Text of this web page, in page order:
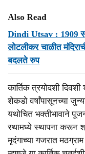
Also Read
Dindi Utsav : 1909
लोटलीकर चाळीत
बदलते रुप
कार्तिक त्रयोदशी
शेकडो वर्षांपासूनच्या
यथोचित भक्तीभावाने
रथामध्ये स्थापना करून
मृदंगाच्या गजरात